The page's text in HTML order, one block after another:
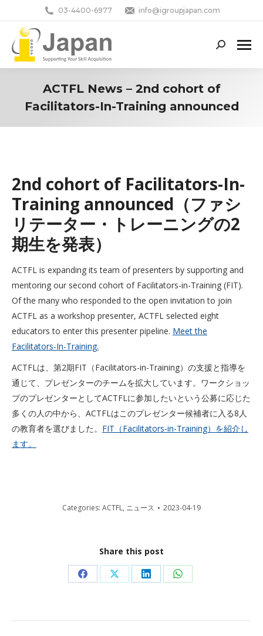
03-4400-6977 info@igroupjapan.com
Search:
ACTFL News – 2nd cohort of
Facilitators-In-Training announced
2nd cohort of Facilitators-In-
Training announced（ファシ
リテーター・トレーニングの2
期生を発表）
ACTFL is expanding its team of presenters by supporting and
mentoring our second cohort of Facilitators-in-Training (FIT).
Of the many who responded to the open invitation to join
ACTFL as a workshop presenter, ACTFL selected eight
educators to enter this presenter pipeline. Meet the
Facilitators-In-Training.
ACTFLは、第2期FIT（Facilitators-in-Training）の支援と指導を
通じて、プレゼンターのチームを拡大しています。ワークショッ
プのプレゼンターとしてACTFLに参加したいという公募に応じた
多くの人の中から、ACTFLはこのプレゼンター候補者に入る8人
の教育者を選びました。 FIT（Facilitators-in-Training）を紹介し
ます。
Categories: ACTFL, ニュース 2023-04-19
Share this post
Share
Facebook
Share
X
Share
LinkedIn
Share
WhatsApp